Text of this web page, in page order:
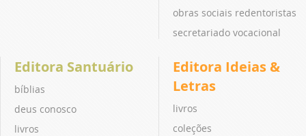
obras sociais redentoristas
secretariado vocacional
Editora Santuário
bíblias
deus conosco
livros
Editora Ideias &
Letras
livros
coleções